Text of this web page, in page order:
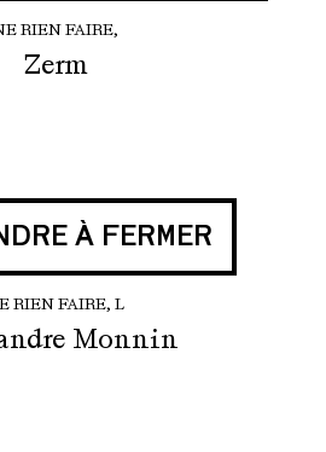
RIEN FAIRE,
Zerm
À FERMER
RIEN FAIRE, L
Monnin